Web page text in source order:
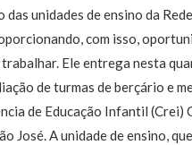
unidades de ensino da
com isso,
Ele entrega nesta
de turmas de berçário e
de Educação Infantil (Crei)
José. A unidade de ensino,